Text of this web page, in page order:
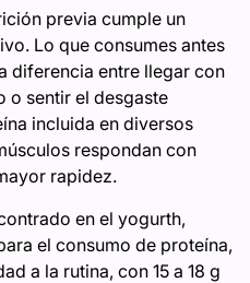
previa cumple un
Lo que consumes antes
diferencia entre llegar con
o sentir el desgaste
incluida en diversos
respondan con
rapidez.
en el yogurth,
el consumo de proteína,
a la rutina, con 15 a 18 g